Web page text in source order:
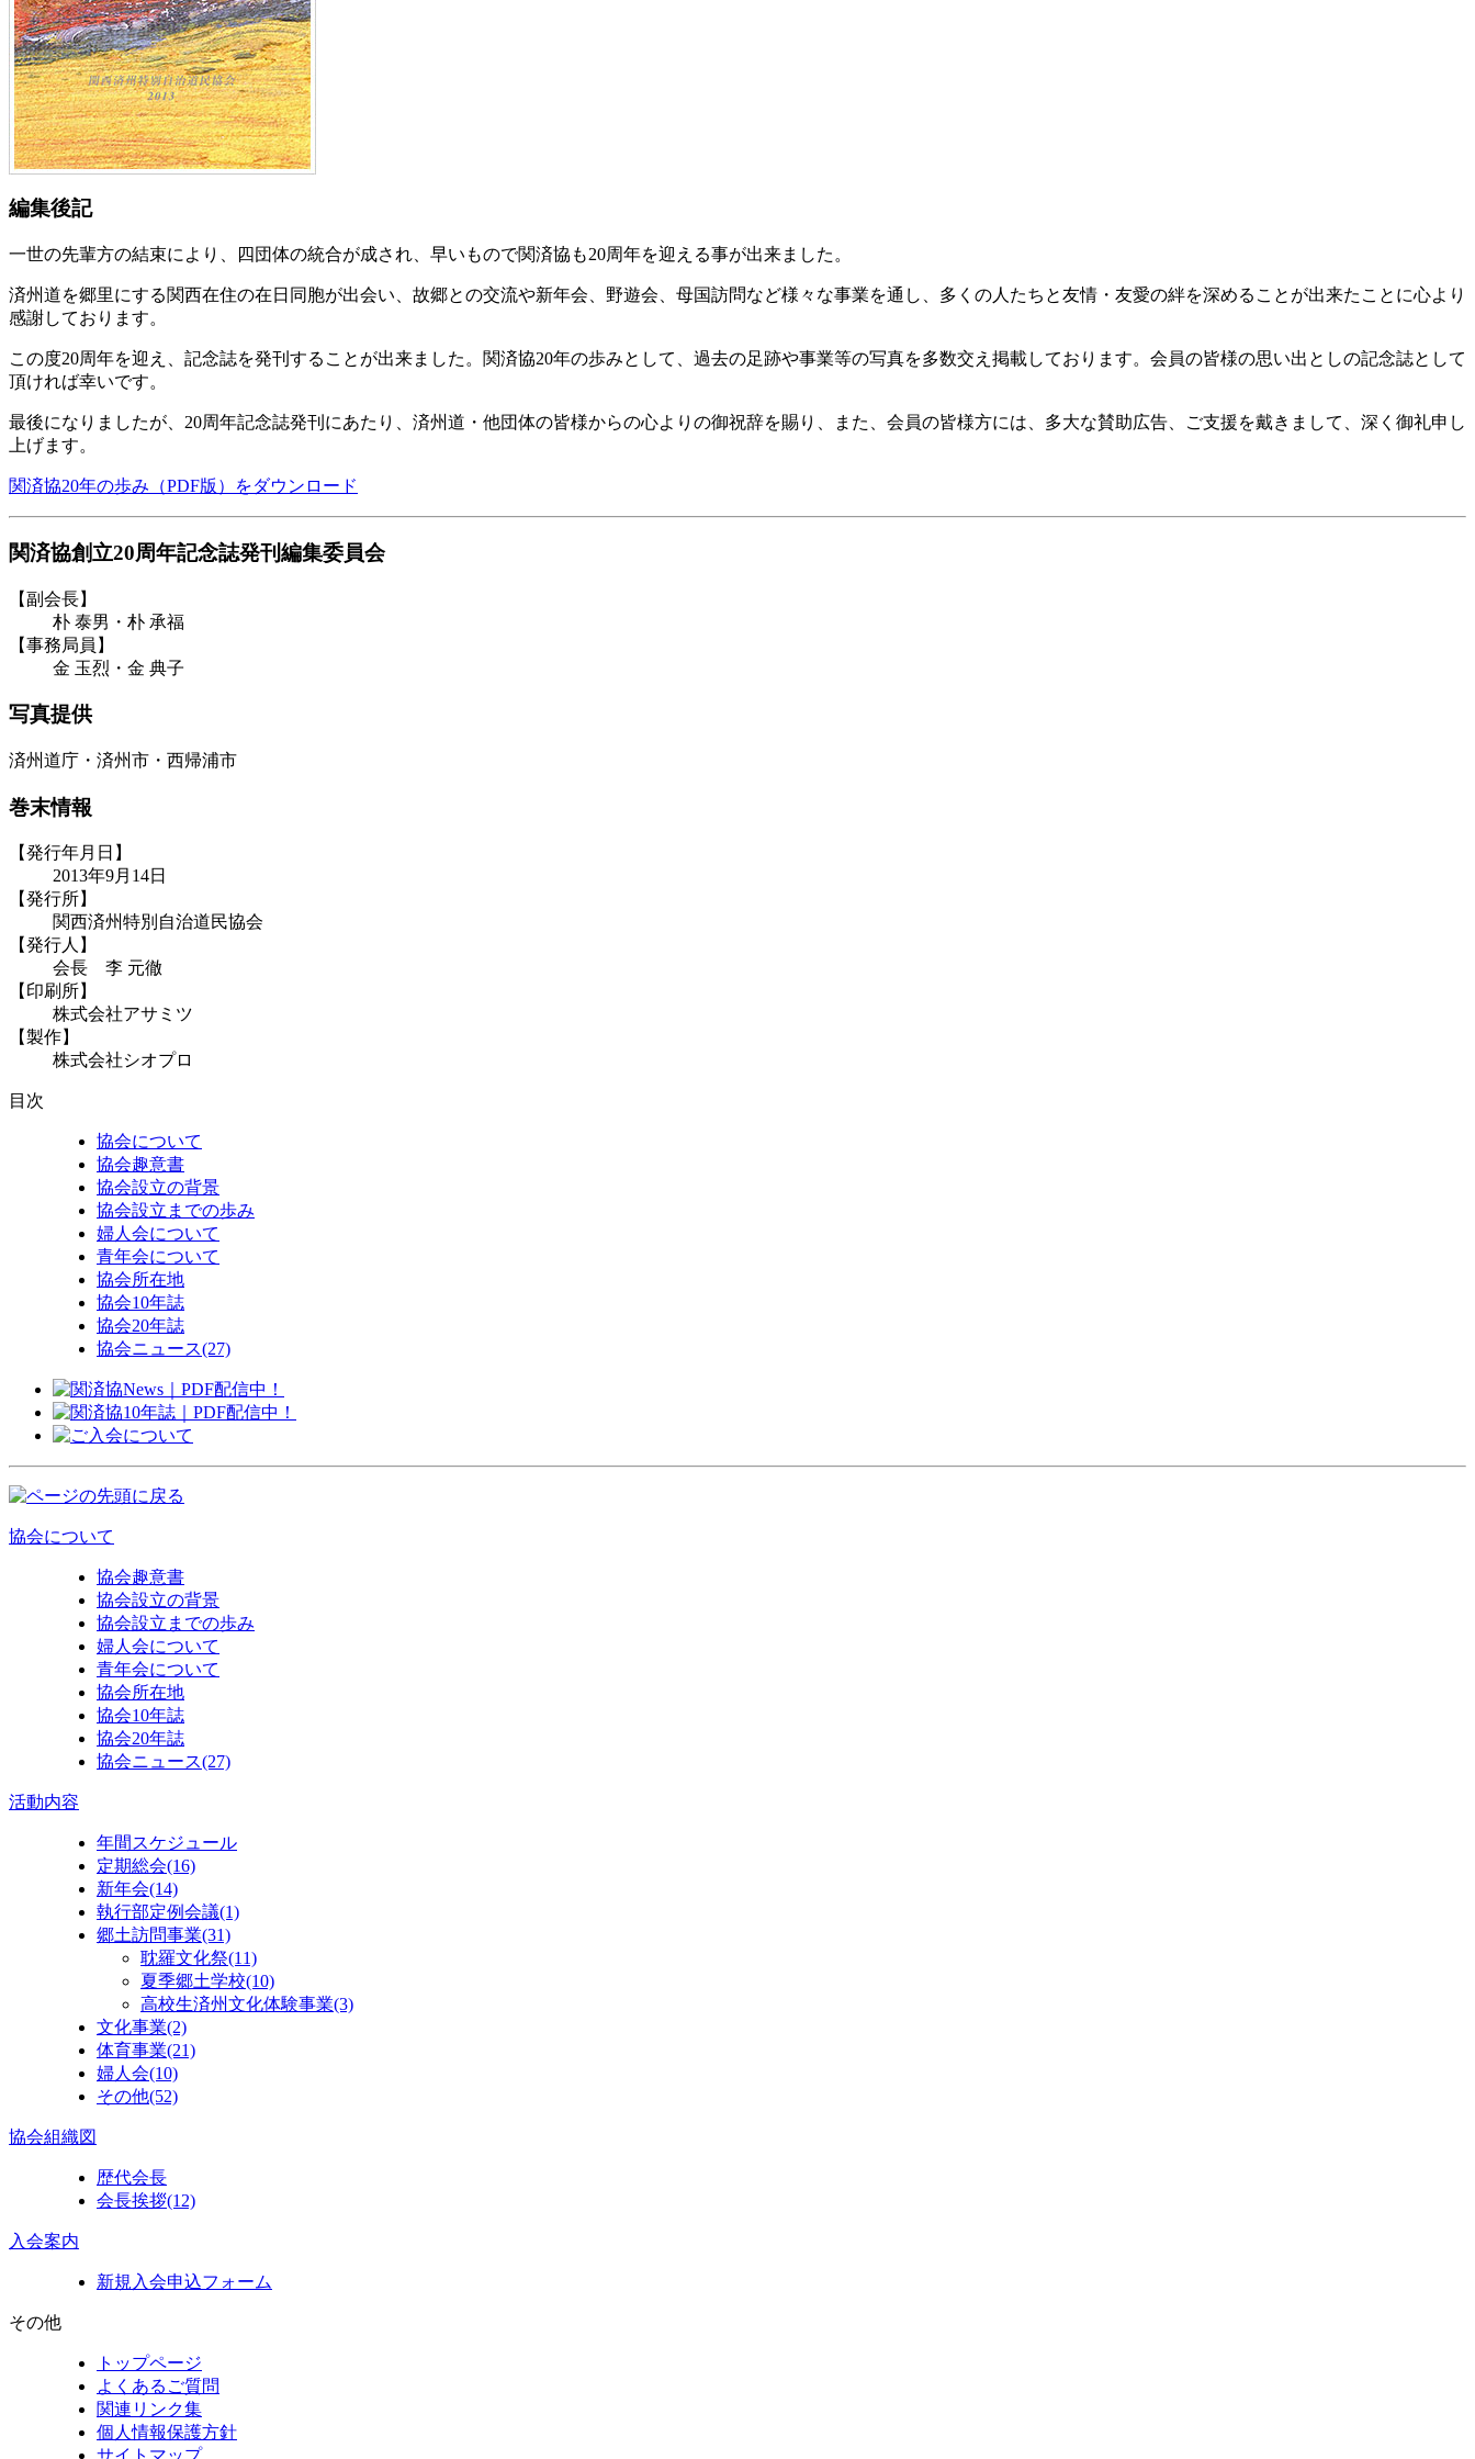
編集後記
一世の先輩方の結束により、四団体の統合が成され、早いもので関済協も20周年を迎える事が出来ました。
済州道を郷里にする関西在住の在日同胞が出会い、故郷との交流や新年会、野遊会、母国訪問など様々な事業を通し、多くの人たちと友情・友愛の絆を深めることが出来たことに心より
感謝しております。
この度20周年を迎え、記念誌を発刊することが出来ました。関済協20年の歩みとして、過去の足跡や事業等の写真を多数交え掲載しております。会員の皆様の思い出としの記念誌として
頂ければ幸いです。
最後になりましたが、20周年記念誌発刊にあたり、済州道・他団体の皆様からの心よりの御祝辞を賜り、また、会員の皆様方には、多大な賛助広告、ご支援を戴きまして、深く御礼申し
上げます。
関済協20年の歩み（PDF版）をダウンロード
関済協創立20周年記念誌発刊編集委員会
【副会長】
朴 泰男・朴 承福
【事務局員】
金 玉烈・金 典子
写真提供
済州道庁・済州市・西帰浦市
巻末情報
【発行年月日】
2013年9月14日
【発行所】
関西済州特別自治道民協会
【発行人】
会長 李 元徹
【印刷所】
株式会社アサミツ
【製作】
株式会社シオプロ
目次
協会について
協会趣意書
協会設立の背景
協会設立までの歩み
婦人会について
青年会について
協会所在地
協会10年誌
協会20年誌
協会ニュース(27)
協会について
協会趣意書
協会設立の背景
協会設立までの歩み
婦人会について
青年会について
協会所在地
協会10年誌
協会20年誌
協会ニュース(27)
活動内容
年間スケジュール
定期総会(16)
新年会(14)
執行部定例会議(1)
郷土訪問事業(31)
耽羅文化祭(11)
夏季郷土学校(10)
高校生済州文化体験事業(3)
文化事業(2)
体育事業(21)
婦人会(10)
その他(52)
協会組織図
歴代会長
会長挨拶(12)
入会案内
新規入会申込フォーム
その他
トップページ
よくあるご質問
関連リンク集
個人情報保護方針